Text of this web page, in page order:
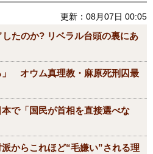
更新：08月07日 00:05
たのか? リベラル台頭の裏にあ
」 オウム真理教・麻原死刑囚最
で「国民が首相を直接選べな
派からこれほど“毛嫌い”される理